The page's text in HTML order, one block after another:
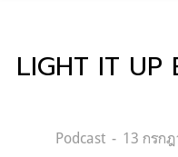
LIGHT IT UP
Categories:
Podcast
Posted
13 กรก